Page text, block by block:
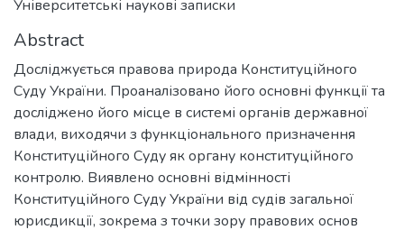
Університетські наукові записки
Abstract
Досліджується правова природа Конституційного
Суду України. Проаналізовано його основні функції та
досліджено його місце в системі органів державної
влади, виходячи з функціонального призначення
Конституційного Суду як органу конституційного
контролю. Виявлено основні відмінності
Конституційного Суду України від судів загальної
юрисдикції, зокрема з точки зору правових основ